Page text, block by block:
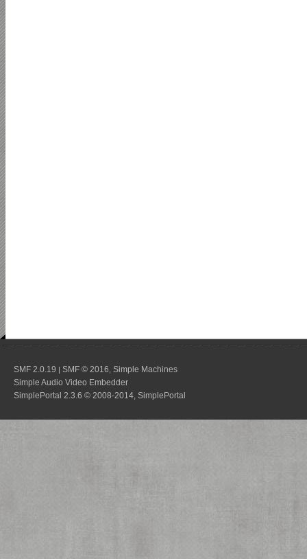
SMF 2.0.19 | SMF © 2016 Simple Machines
Simple Audio Video Embedder
SimplePortal 2.3.6 © 2008-2014, SimplePortal